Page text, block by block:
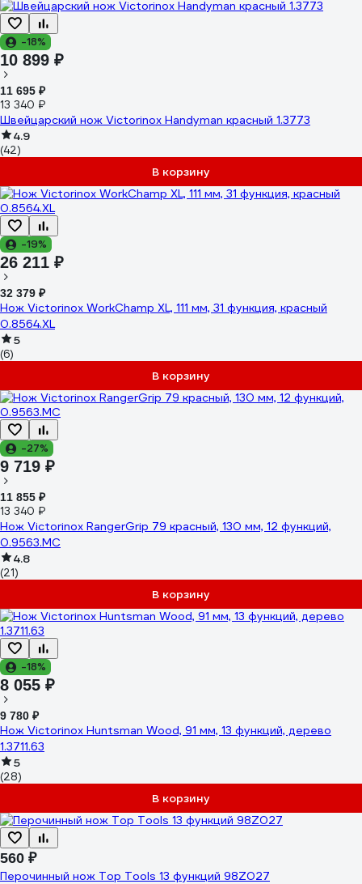
-18%
10 899 ₽
11 695 ₽
13 340 ₽
Швейцарский нож Victorinox Handyman красный 1.3773
4.9
(42)
В корзину
-19%
26 211 ₽
32 379 ₽
Нож Victorinox WorkChamp XL, 111 мм, 31 функция, красный
0.8564.XL
5
(6)
В корзину
-27%
9 719 ₽
11 855 ₽
13 340 ₽
Нож Victorinox RangerGrip 79 красный, 130 мм, 12 функций,
0.9563.MC
4.8
(21)
В корзину
-18%
8 055 ₽
9 780 ₽
Нож Victorinox Huntsman Wood, 91 мм, 13 функций, дерево
1.3711.63
5
(28)
В корзину
560 ₽
Перочинный нож Top Tools 13 функций 98Z027